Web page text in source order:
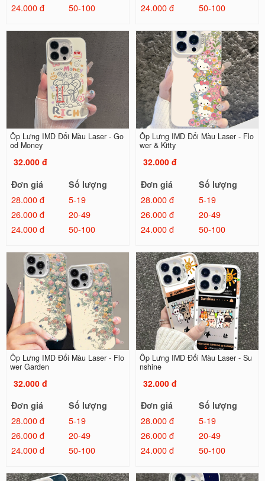
24.000 đ
50-100
24.000 đ
50-100
Ốp Lưng IMD Đổi Màu Laser - Go
od Money
32.000 đ
Đơn giá
Số lượng
28.000 đ
5-19
26.000 đ
20-49
24.000 đ
50-100
Ốp Lưng IMD Đổi Màu Laser - Flo
wer & Kitty
32.000 đ
Đơn giá
Số lượng
28.000 đ
5-19
26.000 đ
20-49
24.000 đ
50-100
Ốp Lưng IMD Đổi Màu Laser - Flo
wer Garden
32.000 đ
Đơn giá
Số lượng
28.000 đ
5-19
26.000 đ
20-49
24.000 đ
50-100
Ốp Lưng IMD Đổi Màu Laser - Su
nshine
32.000 đ
Đơn giá
Số lượng
28.000 đ
5-19
26.000 đ
20-49
24.000 đ
50-100